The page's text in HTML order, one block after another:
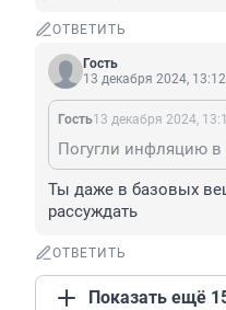
ОТВЕТИТЬ
Гость
13 декабря 2024, 13:12
Гость13 декабря 2024,
Ты даже в базовых
рассуждать
ОТВЕТИТЬ
Показать ещё